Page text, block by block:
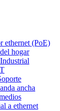
ethernet (PoE)
hogar
ancha
a ethernet